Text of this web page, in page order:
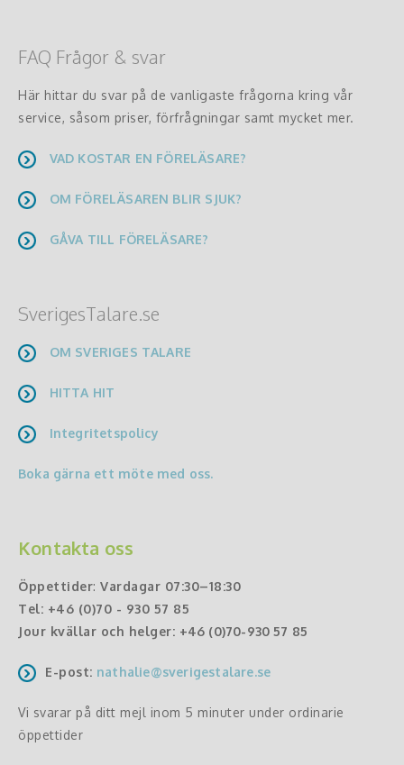
FAQ Frågor & svar
Här hittar du svar på de vanligaste frågorna kring vår
service, såsom priser, förfrågningar samt mycket mer.
VAD KOSTAR EN FÖRELÄSARE?
OM FÖRELÄSAREN BLIR SJUK?
GÅVA TILL FÖRELÄSARE?
SverigesTalare.se
OM SVERIGES TALARE
HITTA HIT
Integritetspolicy
Boka gärna ett möte med oss.
Kontakta oss
Öppettider: Vardagar 07:30–18:30
Tel: +46 (0)70 - 930 57 85
Jour kvällar och helger: +46 (0)70-930 57 85
E-post: nathalie@sverigestalare.se
Vi svarar på ditt mejl inom 5 minuter under ordinarie
öppettider